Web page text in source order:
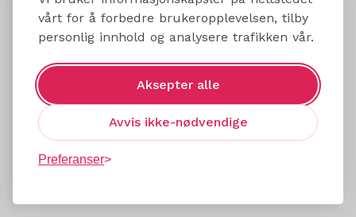
vårt for å forbedre brukeropplevelsen, tilby
personlig innhold og analysere trafikken vår.
Aksepter alle
Avvis ikke-nødvendige
Preferanser